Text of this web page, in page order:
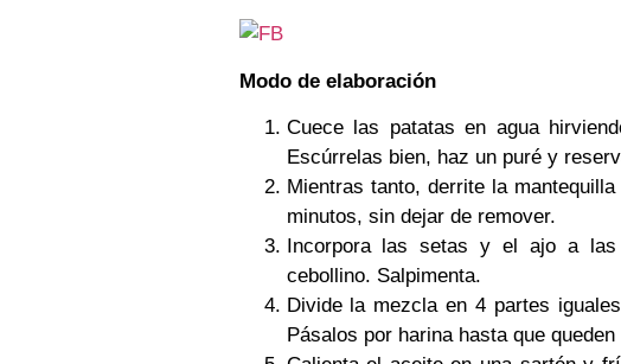
Modo de elaboración
Cuece las patatas en agua
Escúrrelas bien, haz un puré y
Mientras tanto, derrite la
minutos, sin dejar de remover.
Incorpora las setas y el ajo a
cebollino. Salpimenta.
Divide la mezcla en 4 partes
Pásalos por harina hasta que